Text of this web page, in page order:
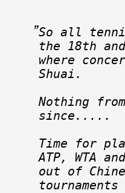
So all
the 18th
where
Shuai.
Nothing
since.....
Time for
ATP, WTA
out of